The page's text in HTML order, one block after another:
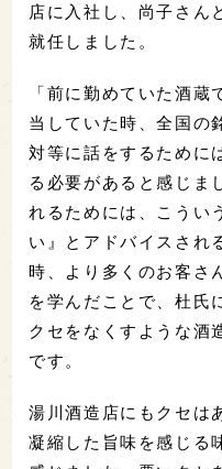
店に入社し
、尚子さん
就任 しました。
「前に勤めていた酒蔵
当していた時、全国の
対等に話をするために
る必要があると感じま
れるためには、こうい
い』とアドバイスされ
時、より多くのお客さ
を学んだことで、杜氏
クセをなくすような酒
です。
湯川酒造店にもクセは
凝縮した旨味を感じる